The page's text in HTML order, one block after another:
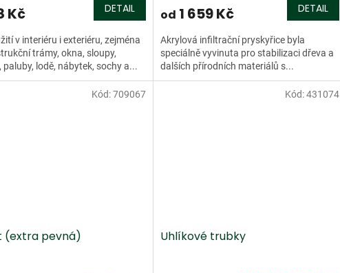
Kč DETAIL
v interiéru i exteriéru, zejména
trámy, okna, sloupy,
paluby, lodě, nábytek, sochy a...
od 1 659 Kč DETAIL
Akrylová infiltrační pryskyřice byla
speciálně vyvinuta pro stabilizaci dřeva a
dalších přírodních materiálů s...
(extra pevná)
Kód:709067
Uhlíkové trubky
Kód:431074